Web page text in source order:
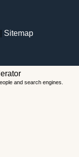
Sitemap
and search engines.